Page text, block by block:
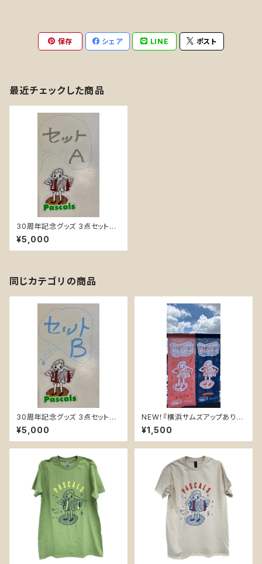
保存 シェア LINE ポスト
最近チェックした商品
30周年記念グッズ 3点セットA
＊送料無料 『Tシャツ・ ステッ
カー ・アーティストクリアファイ
ル』
¥5,000
同じカテゴリの商品
30周年記念グッズ 3点セットB
＊送料無料 『Tシャツ・ ステッ
カー ・アーティストクリアファイ
ル』
¥5,000
NEW！『横浜サムズアップありが
とうっ！記念手ぬぐい』2026 7/
21,22
¥1,500